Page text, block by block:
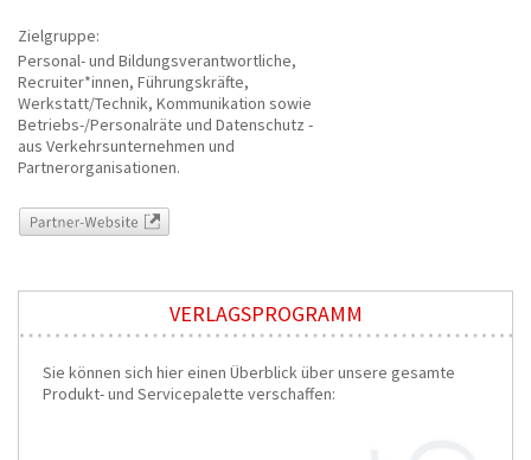
Zielgruppe:
Personal- und Bildungsverantwortliche,
Recruiter*innen, Führungskräfte,
Werkstatt/Technik, Kommunikation sowie
Betriebs-/Personalräte und Datenschutz -
aus Verkehrsunternehmen und
Partnerorganisationen.
Partner-Website
VERLAGSPROGRAMM
Sie können sich hier einen Überblick über unsere gesamte
Produkt- und Servicepalette verschaffen: